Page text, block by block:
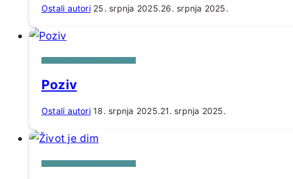
Ostali autori 25. srpnja 2025.26. srpnja 2025.
Poziv
Ostali autori 18. srpnja 2025.21. srpnja 2025.